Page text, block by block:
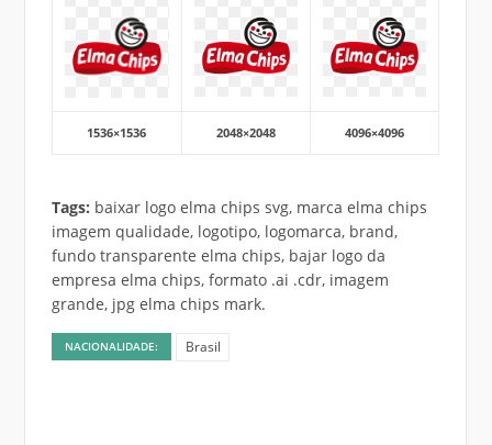
1536×1536 2048×2048 4096×4096
Tags: baixar logo elma chips svg, marca elma chips
imagem qualidade, logotipo, logomarca, brand,
fundo transparente elma chips, bajar logo da
empresa elma chips, formato .ai .cdr, imagem
grande, jpg elma chips mark.
NACIONALIDADE: Brasil